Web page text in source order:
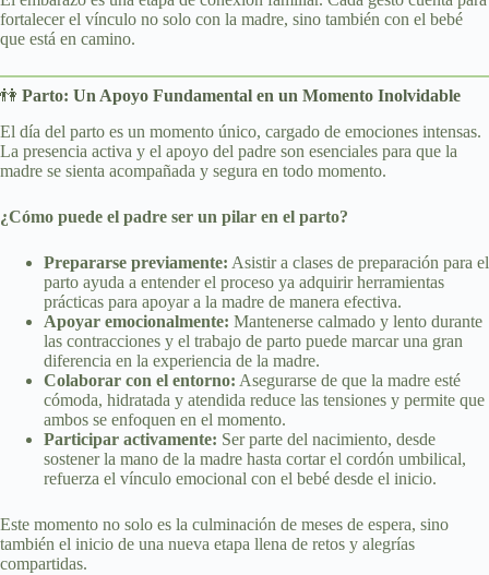
fortalecer el vínculo no solo con la madre, sino también con el bebé
que está en camino.
👫 Parto: Un Apoyo Fundamental en un Momento Inolvidable
El día del parto es un momento único, cargado de emociones intensas.
La presencia activa y el apoyo del padre son esenciales para que la
madre se sienta acompañada y segura en todo momento.
¿Cómo puede el padre ser un pilar en el parto?
Prepararse previamente: Asistir a clases de preparación para el
parto ayuda a entender el proceso ya adquirir herramientas
prácticas para apoyar a la madre de manera efectiva.
Apoyar emocionalmente: Mantenerse calmado y lento durante
las contracciones y el trabajo de parto puede marcar una gran
diferencia en la experiencia de la madre.
Colaborar con el entorno: Asegurarse de que la madre esté
cómoda, hidratada y atendida reduce las tensiones y permite que
ambos se enfoquen en el momento.
Participar activamente: Ser parte del nacimiento, desde
sostener la mano de la madre hasta cortar el cordón umbilical,
refuerza el vínculo emocional con el bebé desde el inicio.
Este momento no solo es la culminación de meses de espera, sino
también el inicio de una nueva etapa llena de retos y alegrías
compartidas.